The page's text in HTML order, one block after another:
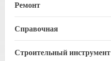
Ремонт
Справочная
Строительный инструмент